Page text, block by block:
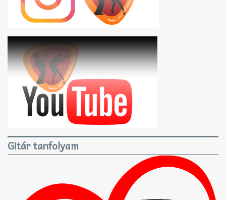
Gitár tanfolyam